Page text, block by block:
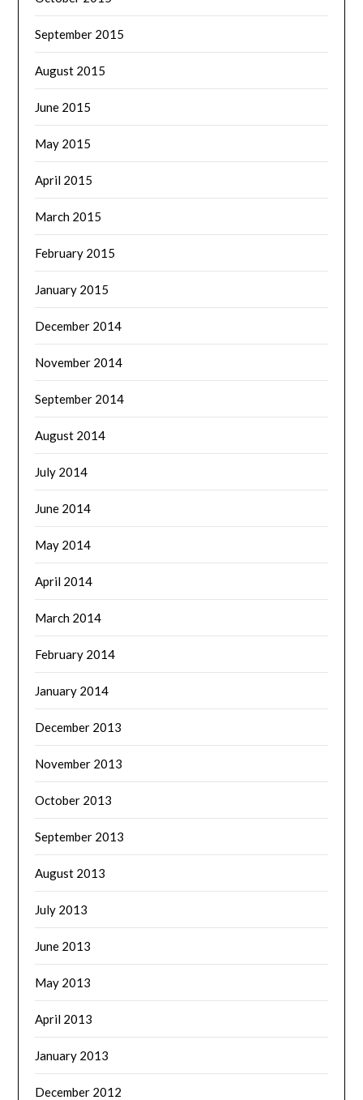
September 2015
August 2015
June 2015
May 2015
April 2015
March 2015
February 2015
January 2015
December 2014
November 2014
September 2014
August 2014
July 2014
June 2014
May 2014
April 2014
March 2014
February 2014
January 2014
December 2013
November 2013
October 2013
September 2013
August 2013
July 2013
June 2013
May 2013
April 2013
January 2013
December 2012